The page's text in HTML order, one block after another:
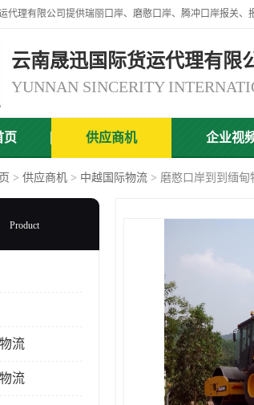
云南晟迅国际货运代理有限
页 供应商机 企业视
> 供应商机 > 中越国际物流 > 磨憨口岸到到缅甸
Product
流
流